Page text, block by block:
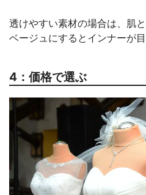
透けやすい素材の場合は、肌
ベージュにするとインナーが目
4：価格で選ぶ